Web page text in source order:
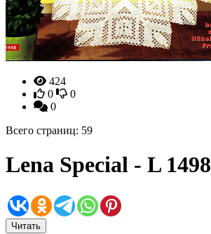
424
0
0
0
Всего страниц: 59
Lena Special - L 1498
Читать